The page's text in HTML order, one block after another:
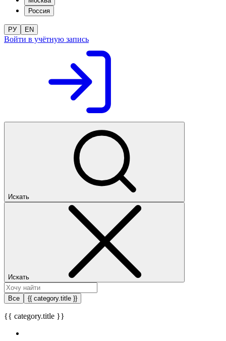
Россия
РУ EN
Войти в учётную запись
Искать
Искать
Все {{ category.title }}
{{ category.title }}